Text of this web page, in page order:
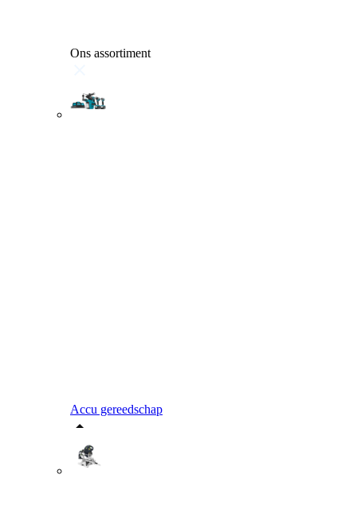
Ons assortiment
Accu gereedschap